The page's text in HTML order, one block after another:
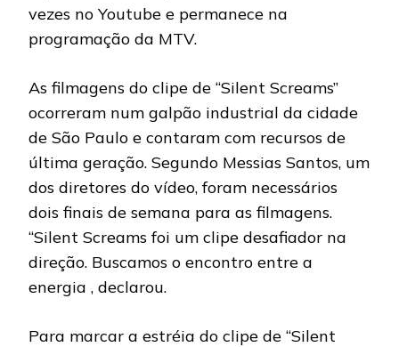
vezes no Youtube e permanece na
programação da MTV.
As filmagens do clipe de “Silent Screams”
ocorreram num galpão industrial da cidade
de São Paulo e contaram com recursos de
última geração. Segundo Messias Santos, um
dos diretores do vídeo, foram necessários
dois finais de semana para as filmagens.
“Silent Screams foi um clipe desafiador na
direção. Buscamos o encontro entre a
energia , declarou.
Para marcar a estréia do clipe de “Silent